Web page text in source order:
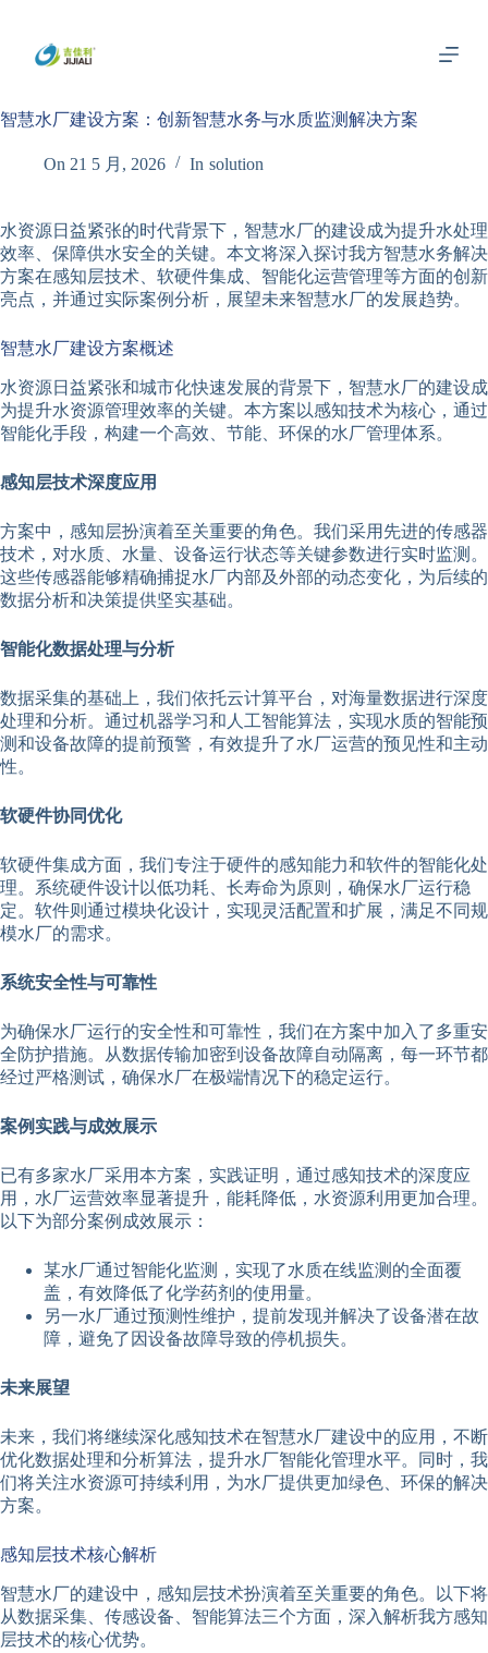
内
智慧水厂建设方案：创新智慧水务与水质监测解决方案
On 21 5 月, 2026 In solution
水资源日益紧张的时代背景下，智慧水厂的建设成为提升水处理
效率、保障供水安全的关键。本文将深入探讨我方智慧水务解决
方案在感知层技术、软硬件集成、智能化运营管理等方面的创新
亮点，并通过实际案例分析，展望未来智慧水厂的发展趋势。
智慧水厂建设方案概述
水资源日益紧张和城市化快速发展的背景下，智慧水厂的建设成
为提升水资源管理效率的关键。本方案以感知技术为核心，通过
智能化手段，构建一个高效、节能、环保的水厂管理体系。
感知层技术深度应用
方案中，感知层扮演着至关重要的角色。我们采用先进的传感器
技术，对水质、水量、设备运行状态等关键参数进行实时监测。
这些传感器能够精确捕捉水厂内部及外部的动态变化，为后续的
数据分析和决策提供坚实基础。
智能化数据处理与分析
数据采集的基础上，我们依托云计算平台，对海量数据进行深度
处理和分析。通过机器学习和人工智能算法，实现水质的智能预
测和设备故障的提前预警，有效提升了水厂运营的预见性和主动
性。
软硬件协同优化
软硬件集成方面，我们专注于硬件的感知能力和软件的智能化处
理。系统硬件设计以低功耗、长寿命为原则，确保水厂运行稳
定。软件则通过模块化设计，实现灵活配置和扩展，满足不同规
模水厂的需求。
系统安全性与可靠性
为确保水厂运行的安全性和可靠性，我们在方案中加入了多重安
全防护措施。从数据传输加密到设备故障自动隔离，每一环节都
经过严格测试，确保水厂在极端情况下的稳定运行。
案例实践与成效展示
已有多家水厂采用本方案，实践证明，通过感知技术的深度应
用，水厂运营效率显著提升，能耗降低，水资源利用更加合理。
以下为部分案例成效展示：
某水厂通过智能化监测，实现了水质在线监测的全面覆
盖，有效降低了化学药剂的使用量。
另一水厂通过预测性维护，提前发现并解决了设备潜在故
障，避免了因设备故障导致的停机损失。
未来展望
未来，我们将继续深化感知技术在智慧水厂建设中的应用，不断
优化数据处理和分析算法，提升水厂智能化管理水平。同时，我
们将关注水资源可持续利用，为水厂提供更加绿色、环保的解决
方案。
感知层技术核心解析
智慧水厂的建设中，感知层技术扮演着至关重要的角色。以下将
从数据采集、传感设备、智能算法三个方面，深入解析我方感知
层技术的核心优势。